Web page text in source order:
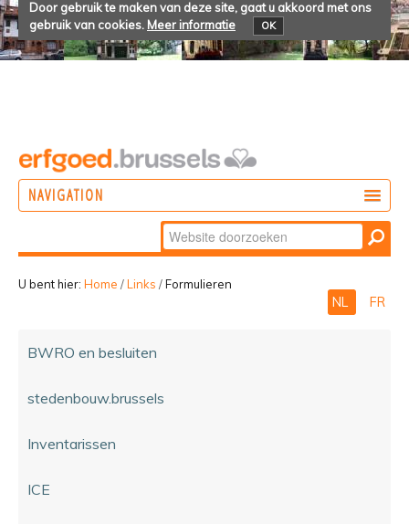
Door gebruik te maken van deze site, gaat u akkoord met ons
gebruik van cookies. Meer informatie OK
NAVIGATION
Zoek
Geavanceerd
zoeken...
U bent hier: Home /Links /Formulieren
NL FR
BWRO en besluiten
stedenbouw.brussels
Inventarissen
ICE